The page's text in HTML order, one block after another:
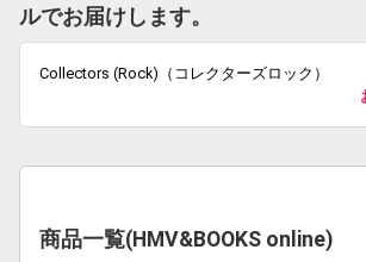
ルでお届けします。
Collectors (Rock)（コレクターズロック）
商品一覧(HMV&BOOKS online)